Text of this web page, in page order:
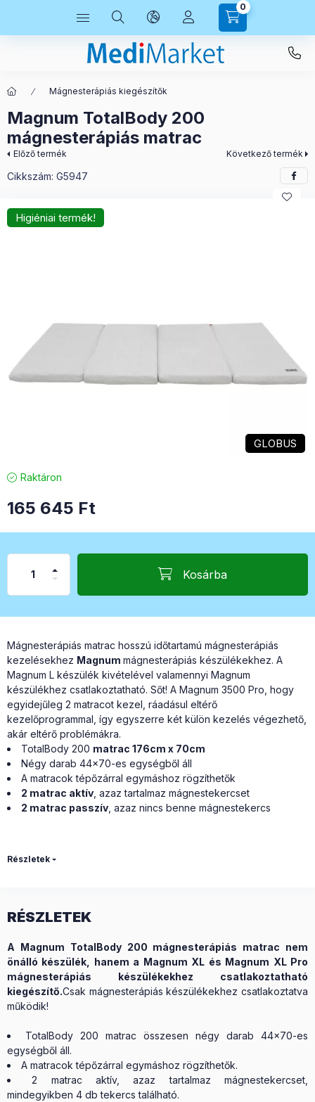
0
Mágnesterápiás kiegészítők
Magnum TotalBody 200
mágnesterápiás matrac
Előző termék Következő termék
Cikkszám: G5947
Higiéniai termék!
GLOBUS
Raktáron
165 645 Ft
Kosárba
Mágnesterápiás matrac hosszú időtartamú mágnesterápiás
kezelésekhez Magnum mágnesterápiás készülékekhez. A
Magnum L készülék kivételével valamennyi Magnum
készülékhez csatlakoztatható. Sőt! A Magnum 3500 Pro, hogy
egyidejűleg 2 matracot kezel, ráadásul eltérő
kezelőprogrammal, így egyszerre két külön kezelés végezhető,
akár eltérő problémákra.
TotalBody 200 matrac 176cm x 70cm
Négy darab 44x70-es egységből áll
A matracok tépőzárral egymáshoz rögzíthetők
2 matrac aktív , azaz tartalmaz mágnestekercset
2 matrac passzív , azaz nincs benne mágnestekercs
Részletek
RÉSZLETEK
A Magnum TotalBody 200 mágnesterápiás matrac nem
önálló készülék, hanem a Magnum XL és Magnum XL Pro
mágnesterápiás készülékekhez csatlakoztatható
kiegészítő.Csak mágnesterápiás készülékekhez csatlakoztatva
működik!
TotalBody 200 matrac összesen négy darab 44x70-es
egységből áll.
A matracok tépőzárral egymáshoz rögzíthetők.
2 matrac aktív, azaz tartalmaz mágnestekercset,
mindegyikben 4 db tekercs található.